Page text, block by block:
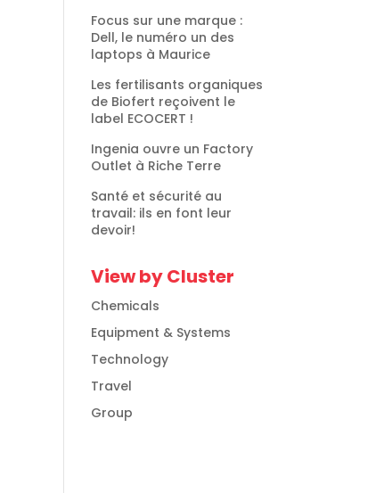
Focus sur une marque :
Dell, le numéro un des
laptops à Maurice
Les fertilisants organiques
de Biofert reçoivent le
label ECOCERT !
Ingenia ouvre un Factory
Outlet à Riche Terre
Santé et sécurité au
travail: ils en font leur
devoir!
View by Cluster
Chemicals
Equipment & Systems
Technology
Travel
Group